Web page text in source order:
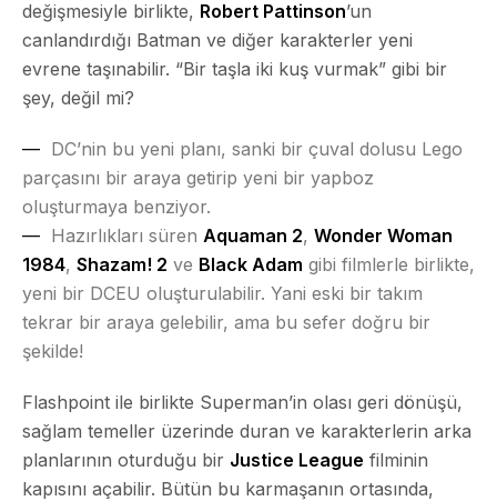
değişmesiyle birlikte, Robert Pattinson’un
canlandırdığı Batman ve diğer karakterler yeni
evrene taşınabilir. “Bir taşla iki kuş vurmak” gibi bir
şey, değil mi?
DC’nin bu yeni planı, sanki bir çuval dolusu Lego
parçasını bir araya getirip yeni bir yapboz
oluşturmaya benziyor.
Hazırlıkları süren Aquaman 2, Wonder Woman
1984, Shazam! 2 ve Black Adam gibi filmlerle birlikte,
yeni bir DCEU oluşturulabilir. Yani eski bir takım
tekrar bir araya gelebilir, ama bu sefer doğru bir
şekilde!
Flashpoint ile birlikte Superman’in olası geri dönüşü,
sağlam temeller üzerinde duran ve karakterlerin arka
planlarının oturduğu bir Justice League filminin
kapısını açabilir. Bütün bu karmaşanın ortasında,